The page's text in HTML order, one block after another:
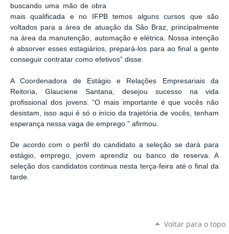
buscando uma mão de obra
mais qualificada e no IFPB temos alguns cursos que são
voltados para a área de atuação da São Braz, principalmente
na área da manutenção, automação e elétrica. Nossa intenção
é absorver esses estagiários, prepará-los para ao final a gente
conseguir contratar como efetivos” disse.
A Coordenadora de Estágio e Relações Empresariais da
Reitoria, Glauciene Santana, desejou sucesso na vida
profissional dos jovens. “O mais importante é que vocês não
desistam, isso aqui é só o início da trajetória de vocês, tenham
esperança nessa vaga de emprego ” afirmou.
De acordo com o perfil do candidato a seleção se dará para
estágio, emprego, jovem aprendiz ou banco de reserva. A
seleção dos candidatos continua nesta terça-feira até o final da
tarde.
Voltar para o topo